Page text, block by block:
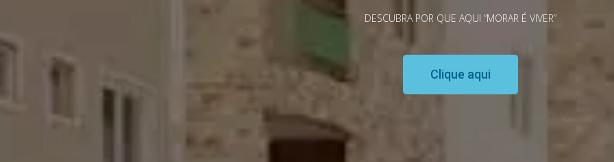
DESCUBRA POR QUE AQUI “MORAR É VIVER”
Clique aqui